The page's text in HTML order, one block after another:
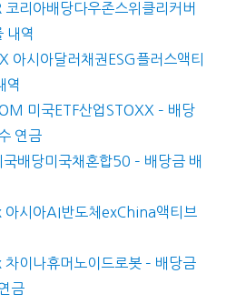
코리아배당다우존스위클리커버
내역
아시아달러채권ESG플러스액티
역
미국ETF산업STOXX – 배당
연금
국배당미국채혼합50 – 배당금 배
아시아AI반도체exChina액티브
차이나휴머노이드로봇 – 배당금
금